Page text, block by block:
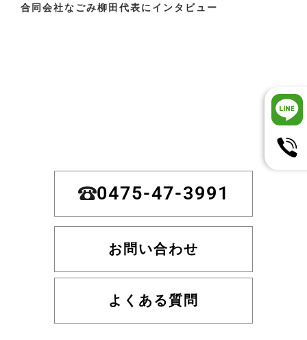
合同会社なごみ柳田代表にインタビュー
0475-47-3991
お問い合わせ
よくある質問